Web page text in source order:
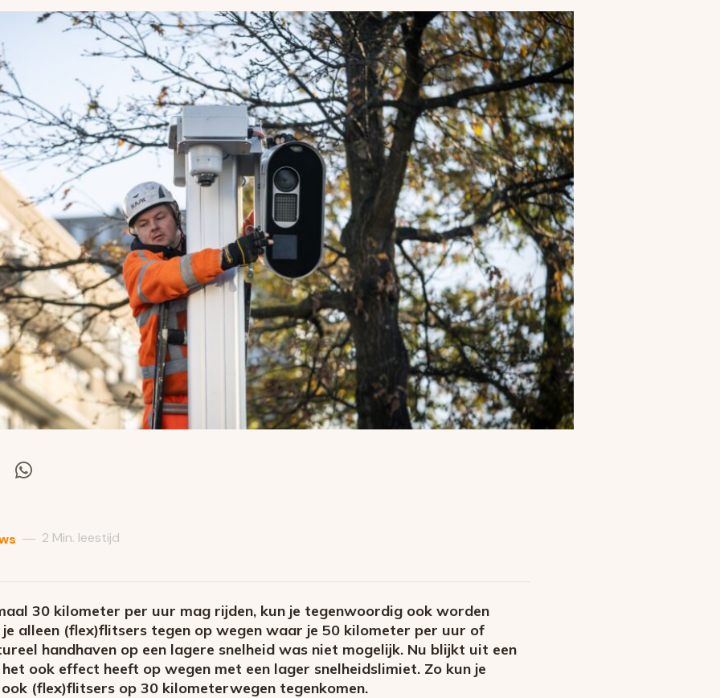
— 2 Min. leestijd
30 kilometer per uur mag rijden, kun je tegenwoordig ook worden
alleen (flex)flitsers tegen op wegen waar je 50 kilometer per uur of
handhaven op een lagere snelheid was niet mogelijk. Nu blijkt uit een
ook effect heeft op wegen met een lager snelheidslimiet. Zo kun je
(flex)flitsers op 30 kilometerwegen tegenkomen.